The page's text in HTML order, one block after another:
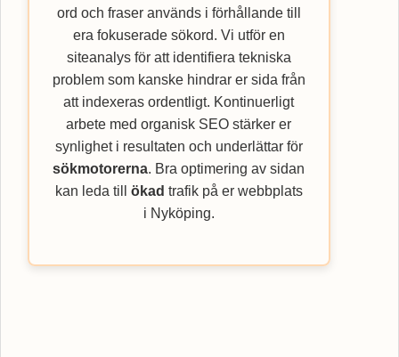
ord och fraser används i förhållande till
era fokuserade sökord. Vi utför en
siteanalys för att identifiera tekniska
problem som kanske hindrar er sida från
att indexeras ordentligt. Kontinuerligt
arbete med organisk SEO stärker er
synlighet i resultaten och underlättar för
sökmotorerna. Bra optimering av sidan
kan leda till ökad trafik på er webbplats
i Nyköping.